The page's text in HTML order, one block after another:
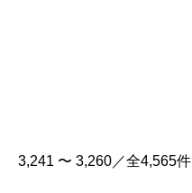
3,241 〜 3,260／全4,565件